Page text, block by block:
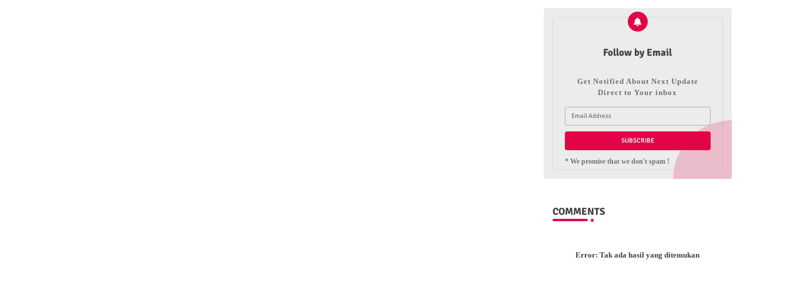
Follow by Email
Get Notified About Next Update
Direct to Your inbox
* We promise that we don't spam !
COMMENTS
Error: Tak ada hasil yang ditemukan